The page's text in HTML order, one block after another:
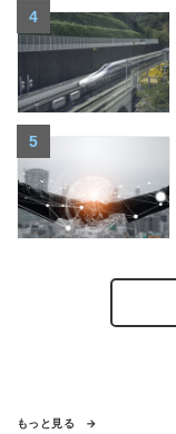
もっと見る